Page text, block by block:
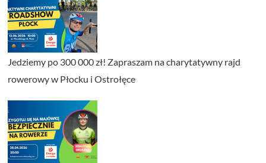
Jedziemy po 300 000 zł! Zapraszam na charytatywny rajd
rowerowy w Płocku i Ostrołęce